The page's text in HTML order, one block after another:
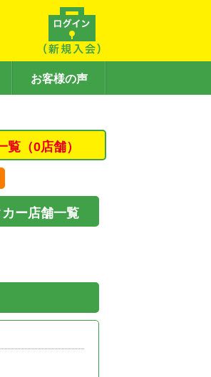
お客様の声
（0店舗）
ー店舗一覧